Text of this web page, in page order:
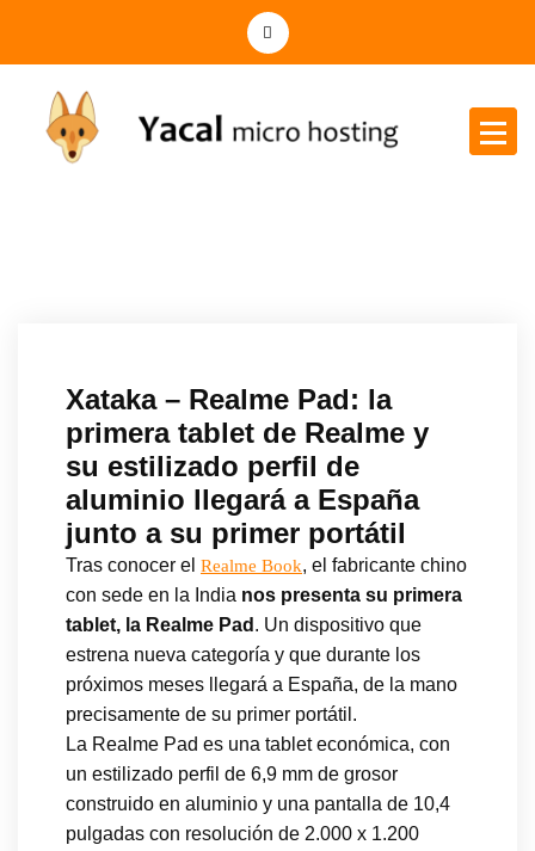
Xataka – Realme Pad: la
primera tablet de Realme y
su estilizado perfil de
aluminio llegará a España
junto a su primer portátil
Tras conocer el Realme Book, el fabricante chino
con sede en la India nos presenta su primera
tablet, la Realme Pad . Un dispositivo que
estrena nueva categoría y que durante los
próximos meses llegará a España, de la mano
precisamente de su primer portátil.
La Realme Pad es una tablet económica, con
un estilizado perfil de 6,9 mm de grosor
construido en aluminio y una pantalla de 10,4
pulgadas con resolución de 2.000 x 1.200